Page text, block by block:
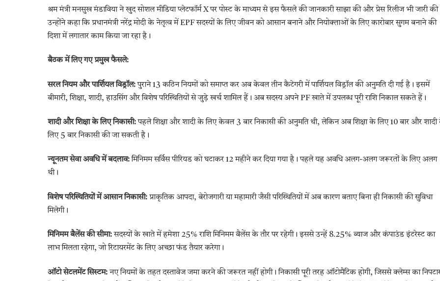
श्रम मंत्री मनसुख मंडाविया ने खुद सोशल मीडिया प्लेटफॉर्म X पर पोस्ट के माध्यम से इस फैसले की जानकारी साझा की और प्रेस रिलीज भी जारी
उन्होंने कहा कि प्रधानमंत्री नरेंद्र मोदी के नेतृत्व में EPF सदस्यों के लिए जीवन को आसान बनाने और नियोक्ताओं के लिए कारोबार सुगम बनाने की
दिशा में लगातार काम किया जा रहा है।
बैठक में लिए गए प्रमुख फैसले:
सरल नियम और पार्शियल विड्रॉल:पुराने 13 कठिन नियमों को समाप्त कर अब केवल तीन कैटेगरी में पार्शियल विड्रॉल की अनुमति दी गई है। इसमें
बीमारी, शिक्षा, शादी, हाउसिंग और विशेष परिस्थितियों से जुड़े खर्च शामिल हैं। अब सदस्य अपने PF खाते में उपलब्ध पूरी राशि निकाल सकते हैं।
शादी और शिक्षा के लिए निकासी:पहले शिक्षा और शादी के लिए केवल 3 बार निकासी की अनुमति थी, लेकिन अब शिक्षा के लिए 10 बार और
लिए 5 बार निकासी की जा सकती है।
न्यूनतम सेवा अवधि में बदलाव:मिनिमम सर्विस पीरियड को घटाकर 12 महीने कर दिया गया है। पहले यह अवधि अलग-अलग जरूरतों के लिए अलग
थी।
विशेष परिस्थितियों में आसान निकासी:प्राकृतिक आपदा, बेरोजगारी या महामारी जैसी परिस्थितियों में अब कारण बताए बिना ही निकासी की सुविधा
मिलेगी।
मिनिमम बैलेंस की सीमा:सदस्यों के खाते में हमेशा 25% राशि मिनिमम बैलेंस के तौर पर रहेगी। इससे उन्हें 8.25% ब्याज और कंपाउंड इंटरेस्ट का
लाभ मिलता रहेगा, जो रिटायरमेंट के लिए अच्छा फंड तैयार करेगा।
ऑटो सेटलमेंट सिस्टम:नए नियमों के तहत दस्तावेज जमा करने की जरूरत नहीं होगी। निकासी पूरी तरह ऑटोमैटिक होगी, जिससे क्लेम्स का